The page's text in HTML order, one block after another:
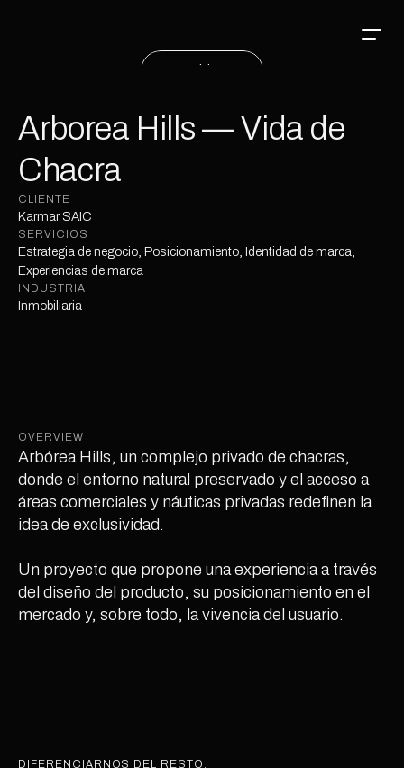
Hablemos
Arborea Hills — Vida de
Chacra
CLIENTE
Karmar SAIC
SERVICIOS
Estrategia de negocio, Posicionamiento, Identidad de marca,
Experiencias de marca
INDUSTRIA
Inmobiliaria
OVERVIEW
Arbórea Hills, un complejo privado de chacras,
donde el entorno natural preservado y el acceso a
áreas comerciales y náuticas privadas redefinen la
idea de exclusividad.
Un proyecto que propone una experiencia a través
del diseño del producto, su posicionamiento en el
mercado y, sobre todo, la vivencia del usuario.
DIFERENCIARNOS DEL RESTO.